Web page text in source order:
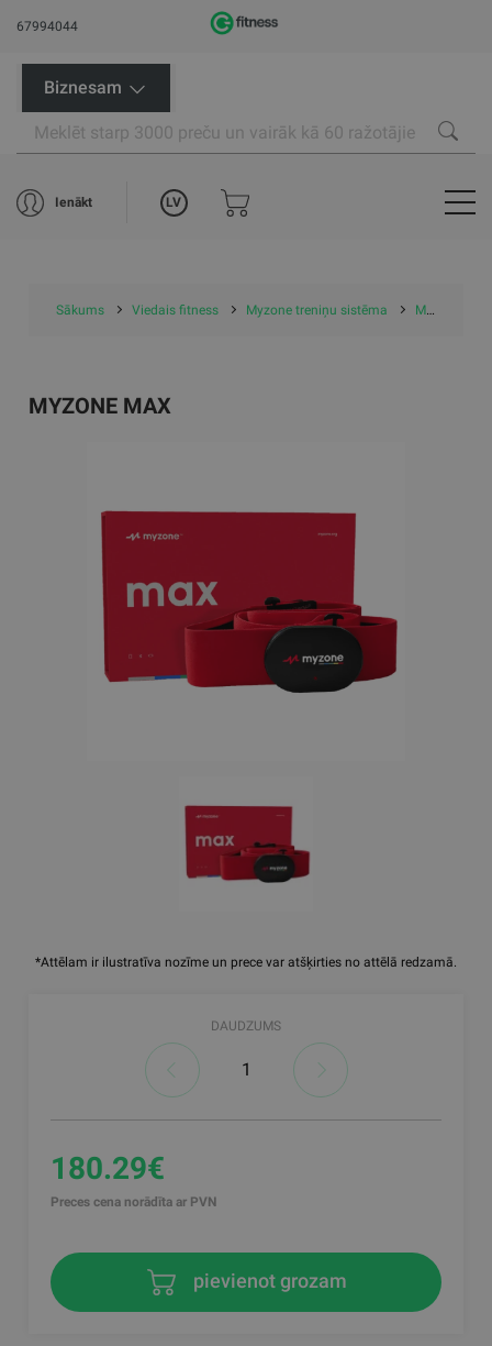
67994044
Biznesam
Ienākt LV
Sākums Viedais fitness Myzone treniņu sistēma MYZONE Max
*Attēlam ir ilustratīva nozīme un prece var atšķirties no attēlā redzamā.
MYZONE MAX
DAUDZUMS
180.29€
Preces cena norādīta ar PVN
pievienot grozam